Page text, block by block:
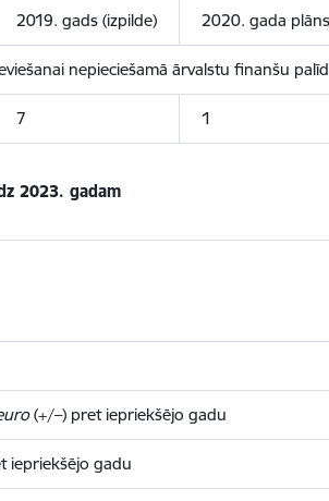
2019. gads (izpilde) 2020. gada plāns
nepieciešamā ārvalstu finanšu
7 1
2023. gadam
(+/–) pret iepriekšējo gadu
iepriekšējo gadu